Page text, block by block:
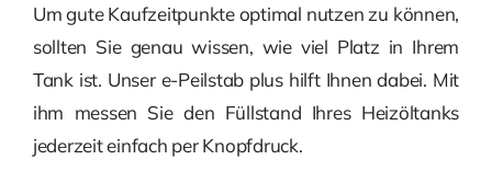
Um gute Kaufzeitpunkte optimal nutzen zu können,
sollten Sie genau wissen, wie viel Platz in Ihrem
Tank ist. Unser e-Peilstab plus hilft Ihnen dabei. Mit
ihm messen Sie den Füllstand Ihres Heizöltanks
jederzeit einfach per Knopfdruck.